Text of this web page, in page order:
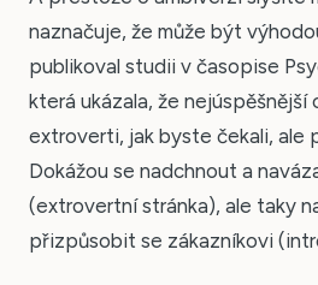
naznačuje, že může být
publikoval studii v časopise
která ukázala, že nejúspěšnější
extroverti, jak byste čekali, ale
Dokážou se nadchnout a
(extrovertní stránka), ale taky
přizpůsobit se zákazníkovi